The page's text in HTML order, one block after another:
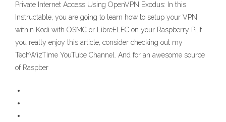
Private Internet Access Using OpenVPN Exodus: In this
Instructable, you are going to learn how to setup your VPN
within Kodi with OSMC or LibreELEC on your Raspberry Pi.If
you really enjoy this article, consider checking out my
TechWizTime YouTube Channel. And for an awesome source
of Raspber